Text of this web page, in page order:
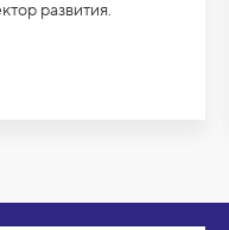
развития.